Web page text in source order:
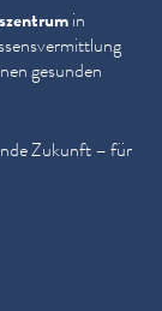
in
gesunden
Zukunft – für